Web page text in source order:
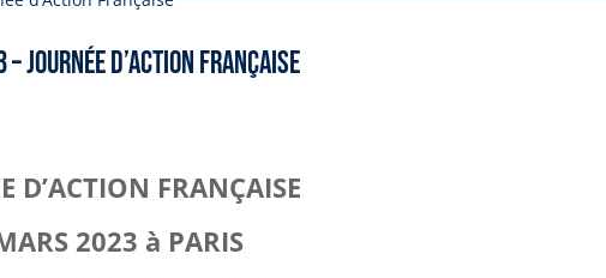
journée d’Action Française
D’ACTION FRANÇAISE
2023 à PARIS